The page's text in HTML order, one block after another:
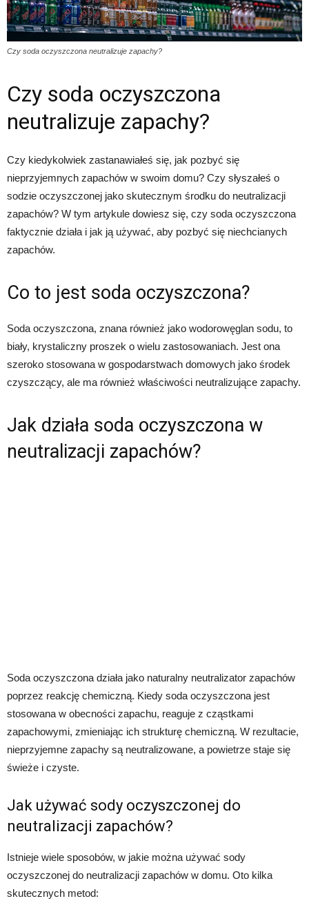
Czy soda oczyszczona neutralizuje zapachy?
Czy soda oczyszczona
neutralizuje zapachy?
Czy kiedykolwiek zastanawiałeś się, jak pozbyć się
nieprzyjemnych zapachów w swoim domu? Czy słyszałeś o
sodzie oczyszczonej jako skutecznym środku do neutralizacji
zapachów? W tym artykule dowiesz się, czy soda oczyszczona
faktycznie działa i jak ją używać, aby pozbyć się niechcianych
zapachów.
Co to jest soda oczyszczona?
Soda oczyszczona, znana również jako wodorowęglan sodu, to
biały, krystaliczny proszek o wielu zastosowaniach. Jest ona
szeroko stosowana w gospodarstwach domowych jako środek
czyszczący, ale ma również właściwości neutralizujące zapachy.
Jak działa soda oczyszczona w
neutralizacji zapachów?
Soda oczyszczona działa jako naturalny neutralizator zapachów
poprzez reakcję chemiczną. Kiedy soda oczyszczona jest
stosowana w obecności zapachu, reaguje z cząstkami
zapachowymi, zmieniając ich strukturę chemiczną. W rezultacie,
nieprzyjemne zapachy są neutralizowane, a powietrze staje się
świeże i czyste.
Jak używać sody oczyszczonej do
neutralizacji zapachów?
Istnieje wiele sposobów, w jakie można używać sody
oczyszczonej do neutralizacji zapachów w domu. Oto kilka
skutecznych metod: